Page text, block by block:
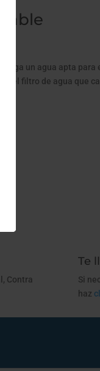
un agua apta para
el filtro de agua que
Contra
Te
Si
haz